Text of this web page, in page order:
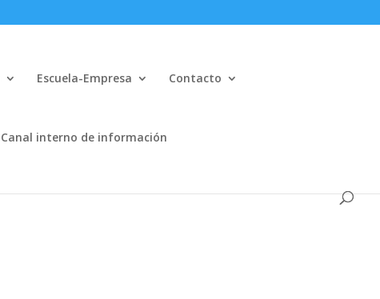
Escuela-Empresa Contacto
Canal interno de información